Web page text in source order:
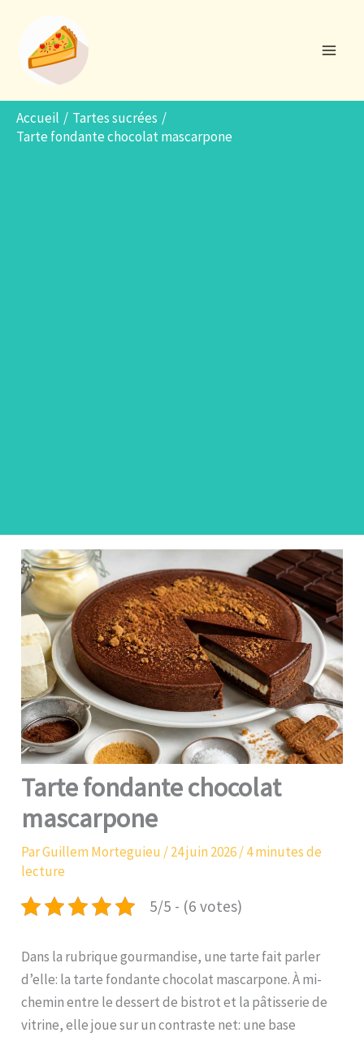
contenu
Accueil
Tartes sucrées
Tarte fondante chocolat mascarpone
Tarte fondante chocolat
mascarpone
ParGuillem Morteguieu /24 juin 2026/4 minutes de
lecture
5/5 - (6 votes)
Dans la rubrique gourmandise, une tarte fait parler
d’elle: la tarte fondante chocolat mascarpone. À mi-
chemin entre le dessert de bistrot et la pâtisserie de
vitrine, elle joue sur un contraste net: une base